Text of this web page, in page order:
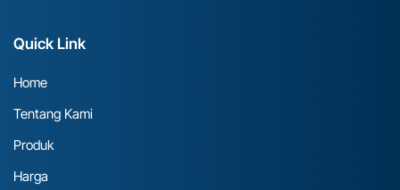
Quick Link
Home
Tentang Kami
Produk
Harga